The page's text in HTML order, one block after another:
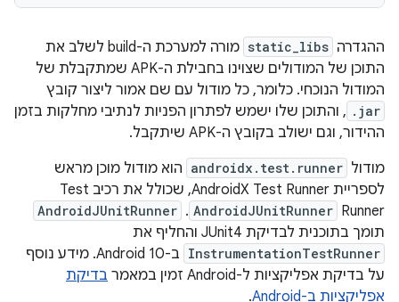
ההגדרה static_libs
מורה למערכת ה-build לשלב את
התוכן של המודולים שצוינו בחבילת ה-APK שמתקבלת של
המודול הנוכחי. כלומר, כל מודול עם שם אמור ליצור קובץ
.jar , והתוכן שלו ישמש לפתרון הפניות לנתיבי מחלקות בזמן
ההידור, וגם ישולב בקובץ ה-APK שיתקבל.
מודול androidx.test.runner הוא מודול מוכן מראש
לספריית AndroidX Test Runner, שכולל את רכיב Test
Runner‏
AndroidJUnitRunner
. ‫
AndroidJUnitRunner
תומך בתוכנית לבדיקת JUnit4 והחליף את
InstrumentationTestRunner
ב-Android 10. מידע נוסף
על בדיקת אפליקציות ל-Android זמין במאמר
בדיקת
אפליקציות ב-Android
.